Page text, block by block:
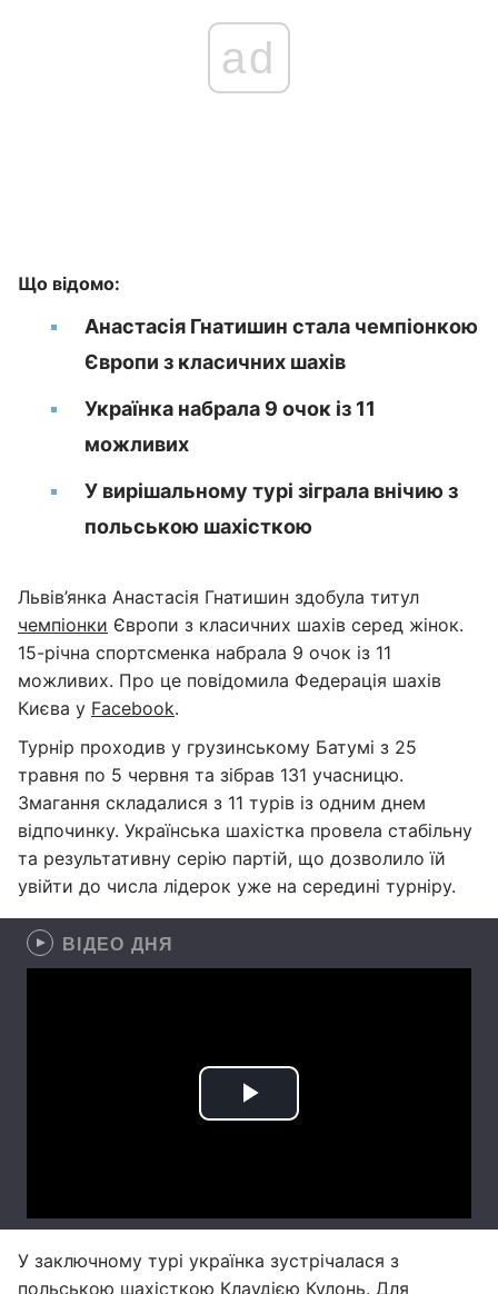
ad
Що відомо:
Анастасія Гнатишин стала чемпіонкою
Європи з класичних шахів
Українка набрала 9 очок із 11
можливих
У вирішальному турі зіграла внічию з
польською шахісткою
Львів’янка Анастасія Гнатишин здобула титул
чемпіонки Європи з класичних шахів серед жінок.
15-річна спортсменка набрала 9 очок із 11
можливих. Про це повідомила Федерація шахів
Києва у Facebook.
Турнір проходив у грузинському Батумі з 25
травня по 5 червня та зібрав 131 учасницю.
Змагання складалися з 11 турів із одним днем
відпочинку. Українська шахістка провела стабільну
та результативну серію партій, що дозволило їй
увійти до числа лідерок уже на середині турніру.
ВІДЕО ДНЯ
У заключному турі українка зустрічалася з
польською шахісткою Клаудією Кулонь. Для